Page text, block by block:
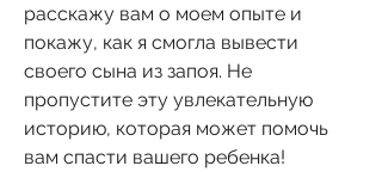
расскажу вам о моем опыте и
покажу, как я смогла вывести
своего сына из запоя. Не
пропустите эту увлекательную
историю, которая может помочь
вам спасти вашего ребенка!